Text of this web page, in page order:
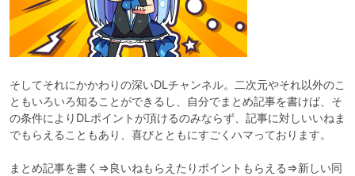
そしてそれにかかわりの深いDLチャンネル。二次元やそれ以外のこ
ともいろいろ知ることができるし、自分でまとめ記事を書けば、そ
の条件によりDLポイントが頂けるのみならず、記事に対しいいねま
でもらえることもあり、喜びとともにすごくハマっております。
まとめ記事を書く⇒良いねもらえたりポイントもらえる⇒新しい同